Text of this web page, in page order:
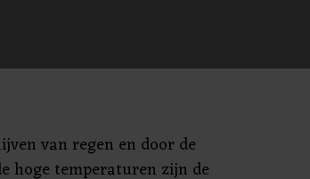
van regen en door de
hoge temperaturen zijn de